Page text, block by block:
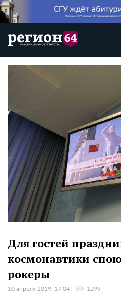
Для гостей
космонавтики
рокеры
10 апреля 2019, 17:04 1299